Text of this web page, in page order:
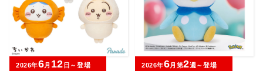
2026年6月 12 日～登場 2026年6月第2週～登場